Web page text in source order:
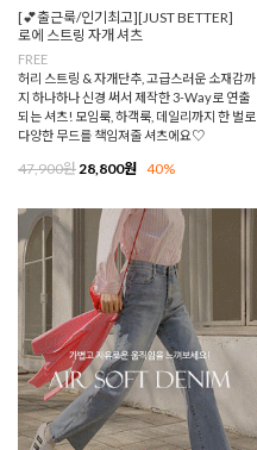
[💕출근룩/인기최고][JUST BETTER]
로에 스트링 자개 셔츠
FREE
허리 스트링 & 자개단추, 고급스러운 소재감까
지 하나하나 신경 써서 제작한 3-Way로 연출
되는 셔츠! 모임룩, 하객룩, 데일리까지 한 벌로
다양한 무드를 책임져줄 셔츠에요♡
47,900원 28,800원 40%